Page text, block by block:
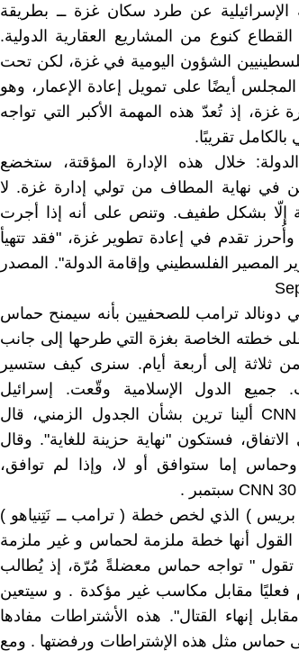
عن طرد سكان غزة ــ بطريقة
كنوع من المشاريع العقارية الدولية.
الشؤون اليومية في غزة، لكن تحت
أيضًا على تمويل إعادة الإعمار، وهو
إذ تُعدّ هذه المهمة الأكبر التي تواجه
تقريبًا.
خلال هذه الإدارة المؤقتة، ستخضع
في نهاية المطاف من تولي إدارة غزة. لا
إلّا بشكل طفيف. وتنص على أنه إذا أجرت
تقدم في إعادة تطوير غزة، "فقد تتهيأ
المصير الفلسطيني وإقامة الدولة". المصدر
دونالد ترامب للصحفيين بأنه سيمنح حماس
على خطته الخاصة بغزة التي طرحها إلى جانب
ثلاثة إلى أربعة أيام. سنرى كيف ستسير
جميع الدول الإسلامية وقّعت. إسرائيل
وقّعت".وعندما ألحّت عليه مراسلة CNN ألينا ترين بشأن الجدول الزمني، قال
فستكون "نهاية حزينة للغاية". وقال
إما ستوافق أو لا، وإذا لم توافق،
بريس ) الذي لخص خطة ( ترامب ــ نَتِنياهو )
أنها خطة ملزمة لحماس و غير ملزمة
) تقول " تواجه حماس معضلةً مُرّة، إذ يُطالب
فعليًا مقابل مكاسب غير مؤكدة . و سيتعين
إنهاء القتال". هذه الأشتراطات مفادها
حماس مثل هذه الإشتراطات ورفضتها . ومع